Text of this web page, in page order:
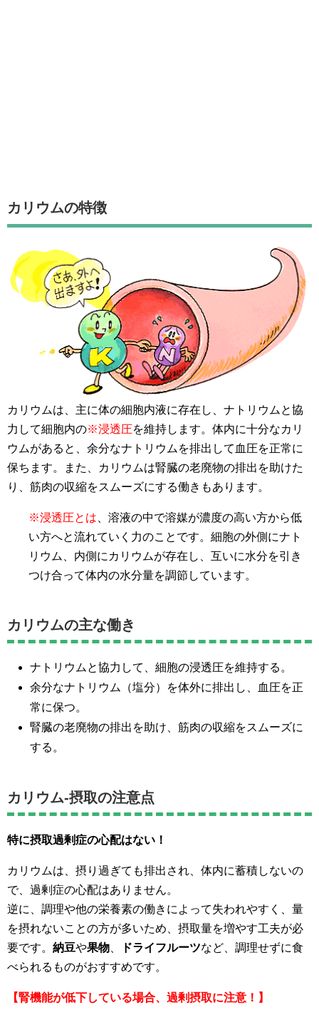
カリウムの特徴
カリウムは、主に体の細胞内液に存在し、ナトリウムと協
力して細胞内の※浸透圧を維持します。体内に十分なカリ
ウムがあると、余分なナトリウムを排出して血圧を正常に
保ちます。また、カリウムは腎臓の老廃物の排出を助けた
り、筋肉の収縮をスムーズにする働きもあります。
※浸透圧とは 、溶液の中で溶媒が濃度の高い方から低
い方へと流れていく力のことです。細胞の外側にナト
リウム、内側にカリウムが存在し、互いに水分を引き
つけ合って体内の水分量を調節しています。
カリウムの主な働き
ナトリウムと協力して、細胞の浸透圧を維持する。
余分なナトリウム（塩分）を体外に排出し、血圧を正
常に保つ。
腎臓の老廃物の排出を助け、筋肉の収縮をスムーズに
する。
カリウム-摂取の注意点
特に摂取過剰症の心配はない！
カリウムは、摂り過ぎても排出され、体内に蓄積しないの
で、過剰症の心配はありません。
逆に、調理や他の栄養素の働きによって失われやすく、量
を摂れないことの方が多いため、摂取量を増やす工夫が必
要です。 納豆や果物 ドライフルーツなど、調理せずに食
べられるものがおすすめです。
【腎機能が低下している場合、過剰摂取に注意！】